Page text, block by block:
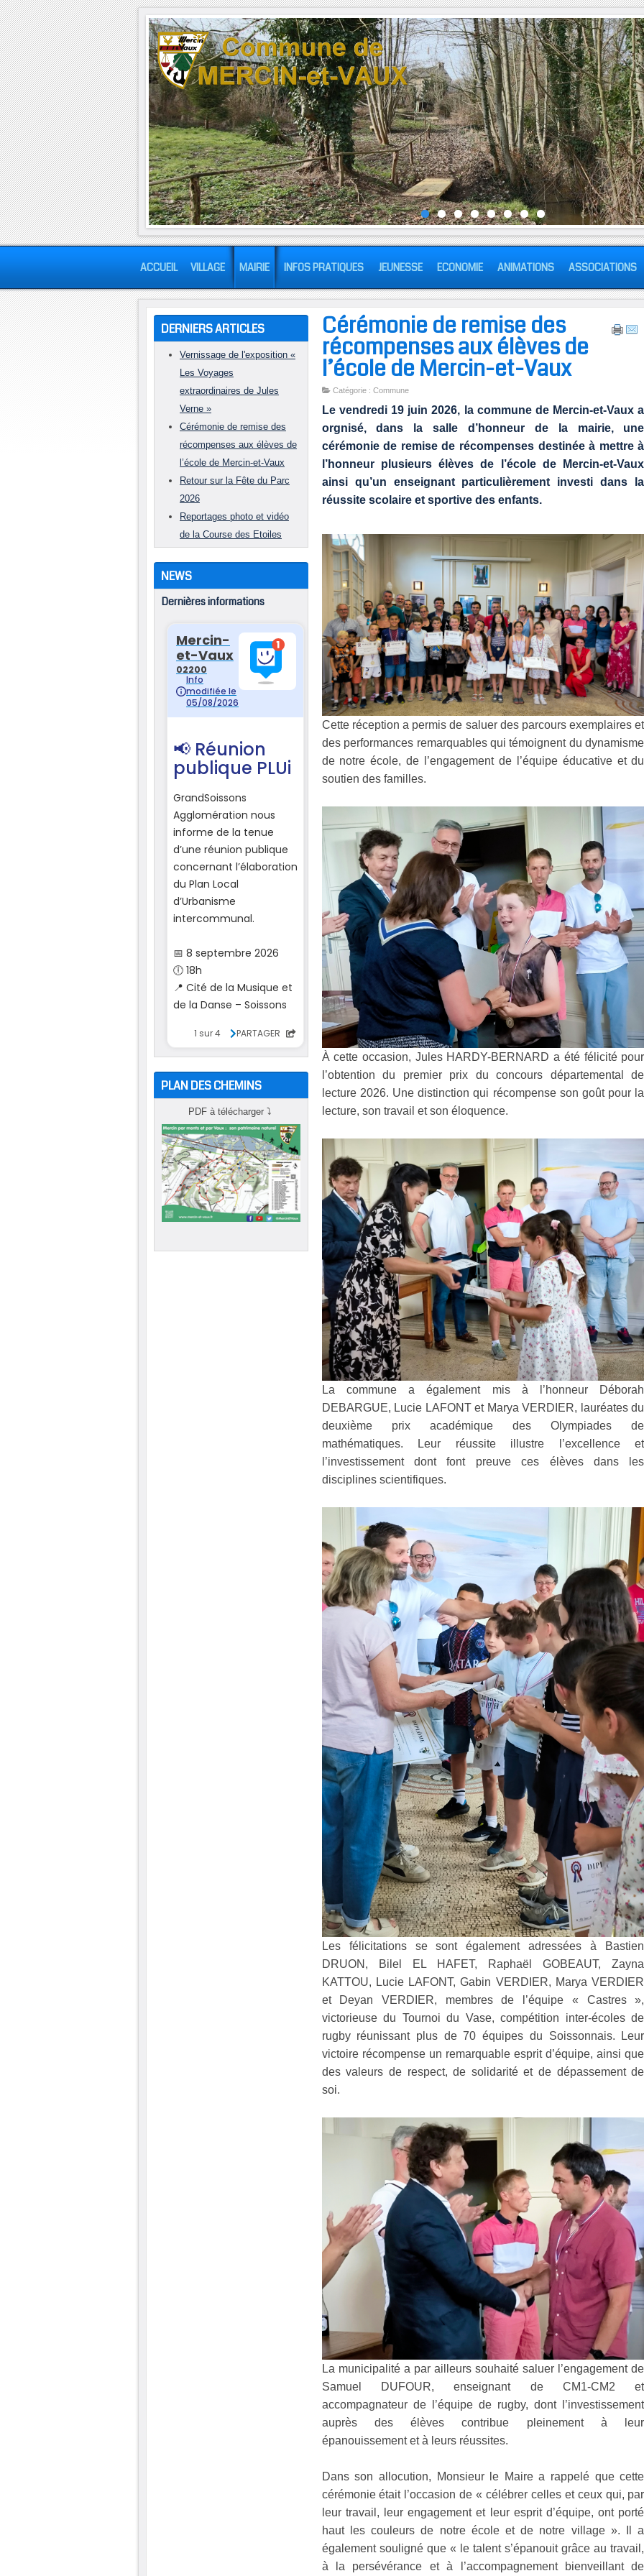
ACCUEIL VILLAGE MAIRIE INFOS PRATIQUES JEUNESSE ECONOMIE ANIMATIONS ASSOCIATIONS
DERNIERS ARTICLES
Vernissage de l'exposition «
Les Voyages
extraordinaires de Jules
Verne »
Cérémonie de remise des
récompenses aux élèves de
l’école de Mercin-et-Vaux
Retour sur la Fête du Parc
2026
Reportages photo et vidéo
de la Course des Etoiles
NEWS
Dernières informations
PLAN DES CHEMINS
PDF à télécharger ⤵
Cérémonie de remise des
récompenses aux élèves de
l’école de Mercin-et-Vaux
Catégorie : Commune
Le vendredi 19 juin 2026, la commune de Mercin-et-Vaux a
orgnisé, dans la salle d’honneur de la mairie, une
cérémonie de remise de récompenses destinée à mettre à
l’honneur plusieurs élèves de l’école de Mercin-et-Vaux
ainsi qu’un enseignant particulièrement investi dans la
réussite scolaire et sportive des enfants.
Cette réception a permis de saluer des parcours exemplaires et
des performances remarquables qui témoignent du dynamisme
de notre école, de l’engagement de l’équipe éducative et du
soutien des familles.
À cette occasion, Jules HARDY-BERNARD a été félicité pour
l’obtention du premier prix du concours départemental de
lecture 2026. Une distinction qui récompense son goût pour la
lecture, son travail et son éloquence.
La commune a également mis à l’honneur Déborah
DEBARGUE, Lucie LAFONT et Marya VERDIER, lauréates du
deuxième prix académique des Olympiades de
mathématiques. Leur réussite illustre l’excellence et
l’investissement dont font preuve ces élèves dans les
disciplines scientifiques.
Les félicitations se sont également adressées à Bastien
DRUON, Bilel EL HAFET, Raphaël GOBEAUT, Zayna
KATTOU, Lucie LAFONT, Gabin VERDIER, Marya VERDIER
et Deyan VERDIER, membres de l’équipe « Castres »,
victorieuse du Tournoi du Vase, compétition inter-écoles de
rugby réunissant plus de 70 équipes du Soissonnais. Leur
victoire récompense un remarquable esprit d’équipe, ainsi que
des valeurs de respect, de solidarité et de dépassement de
soi.
La municipalité a par ailleurs souhaité saluer l’engagement de
Samuel DUFOUR, enseignant de CM1-CM2 et
accompagnateur de l’équipe de rugby, dont l’investissement
auprès des élèves contribue pleinement à leur
épanouissement et à leurs réussites.
Dans son allocution, Monsieur le Maire a rappelé que cette
cérémonie était l’occasion de « célébrer celles et ceux qui, par
leur travail, leur engagement et leur esprit d’équipe, ont porté
haut les couleurs de notre école et de notre village ». Il a
également souligné que « le talent s’épanouit grâce au travail,
à la persévérance et à l’accompagnement bienveillant de